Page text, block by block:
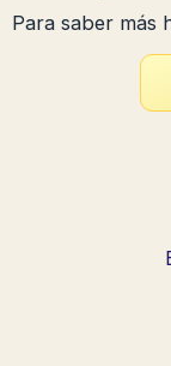
Para saber más